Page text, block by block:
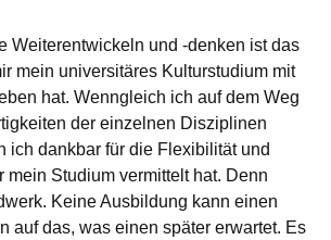
Weiterentwickeln und -denken ist das
mein universitäres Kulturstudium mit
hat. Wenngleich ich auf dem Weg
der einzelnen Disziplinen
ich dankbar für die Flexibilität und
mein Studium vermittelt hat. Denn
Keine Ausbildung kann einen
auf das, was einen später erwartet. Es